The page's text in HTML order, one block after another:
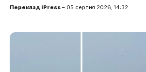
Переклад iPress – 05 серпня 2026, 14:32